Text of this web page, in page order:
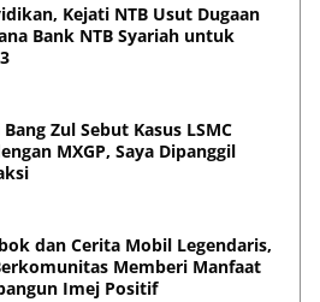
Kejati NTB Usut Dugaan
Bank NTB Syariah untuk
Zul Sebut Kasus LSMC
MXGP, Saya Dipanggil
dan Cerita Mobil Legendaris,
Memberi Manfaat
Imej Positif